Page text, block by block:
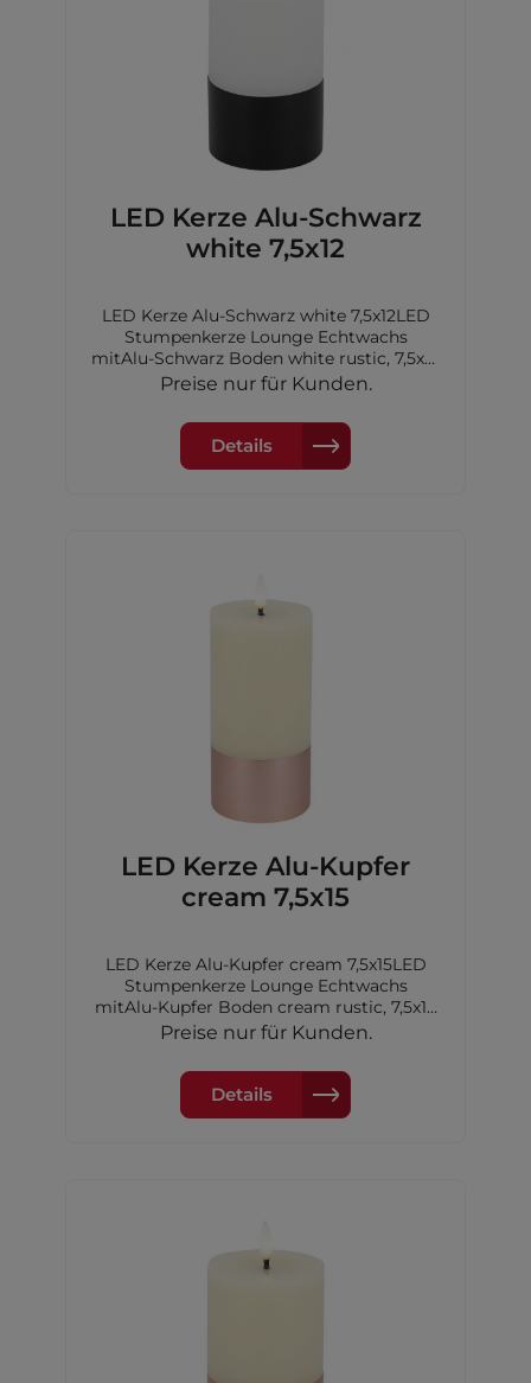
LED Kerze Alu-Schwarz
white 7,5x12
LED Kerze Alu-Schwarz white 7,5x12LED
Stumpenkerze Lounge Echtwachs
mitAlu-Schwarz Boden white rustic, 7,5x12
cm,2xAA Batterien nicht inkl.
Preise nur für Kunden.
Details
LED Kerze Alu-Kupfer
cream 7,5x15
LED Kerze Alu-Kupfer cream 7,5x15LED
Stumpenkerze Lounge Echtwachs
mitAlu-Kupfer Boden cream rustic, 7,5x15
cm,2xAA Batterien nicht inkl.
Preise nur für Kunden.
Details